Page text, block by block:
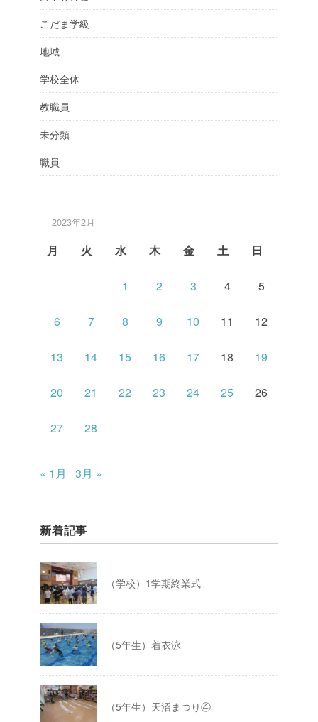
こだま学級
地域
学校全体
教職員
未分類
職員
2023年2月
月 火 水 木 金 土 日
1 2 3 4 5
6 7 8 9 10 11 12
13 14 15 16 17 18 19
20 21 22 23 24 25 26
27 28
« 1月 3月 »
新着記事
（学校）1学期終業式
（5年生）着衣泳
（5年生）天沼まつり④